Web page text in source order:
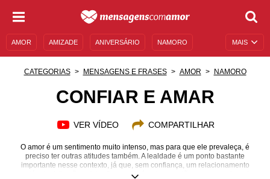
MAIS
AMOR AMIZADE ANIVERSÁRIO NAMORO
CATEGORIAS MENSAGENS E FRASES AMOR NAMORO
CONFIAR E AMAR
VER VÍDEO COMPARTILHAR
O amor é um sentimento muito intenso, mas para que ele prevaleça, é
preciso ter outras atitudes também. A lealdade é um ponto bastante
importante nesse contexto, já que, sem confiança, um relacionamento
saudável e feliz não existe. O respeito é outra questão a ser mencionada,